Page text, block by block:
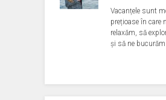
Vacanțele sunt
prețioase în care
relaxăm, să
și să ne